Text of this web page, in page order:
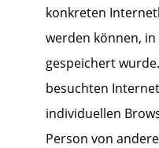
konkreten
werden können,
gespeichert
besuchten
individuellen
Person von